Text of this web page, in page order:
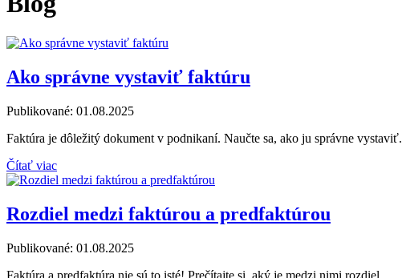
Ako správne vystaviť faktúru
Publikované: 01.08.2025
Faktúra je dôležitý dokument v podnikaní. Naučte sa, ako ju správne vystaviť.
Čítať viac
Rozdiel medzi faktúrou a predfaktúrou
Publikované: 01.08.2025
Faktúra a predfaktúra nie sú to isté! Prečítajte si, aký je medzi nimi rozdiel.